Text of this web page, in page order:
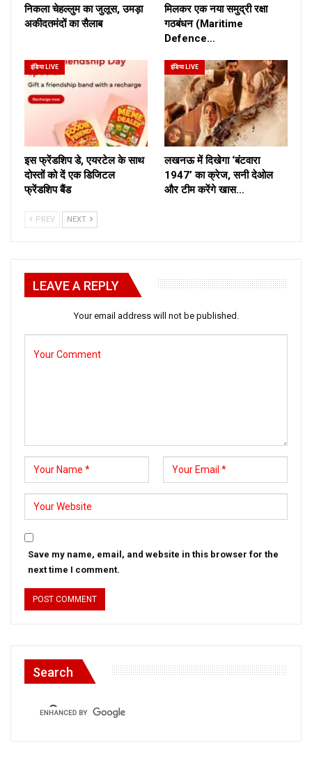
निकला चेहल्लुम का जुलूस, उमड़ा
अकीदतमंदों का सैलाब
मिलकर एक नया समुद्री रक्षा
गठबंधन (Maritime
Defence…
इंडिया LIVE
इस फ्रेंडशिप डे, एयरटेल के साथ
दोस्तों को दें एक डिजिटल
फ्रेंडशिप बैंड
इंडिया LIVE
लखनऊ में दिखेगा ‘बंटवारा
1947’ का क्रेज, सनी देओल
और टीम करेंगे खास…
PREV NEXT
LEAVE A REPLY
Your email address will not be published.
Save my name, email, and website in this browser for the
next time I comment.
Search